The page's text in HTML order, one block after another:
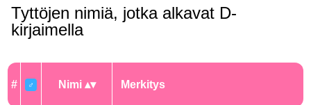
Tyttöjen nimiä, jotka alkavat D-
kirjaimella
# ♂ Nimi Merkitys